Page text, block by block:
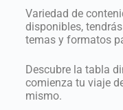
Variedad de
disponibles,
temas y formatos
Descubre la tabla
comienza tu viaje
mismo.